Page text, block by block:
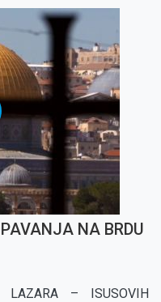
NA BRDU
LAZARA – ISUSOVIH